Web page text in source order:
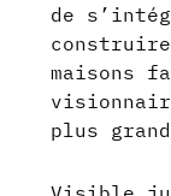
de
maisons
plus